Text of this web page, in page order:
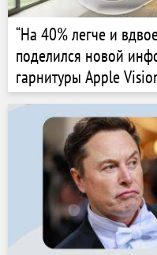
“На 40% легче и
поделился новой
гарнитуры Apple